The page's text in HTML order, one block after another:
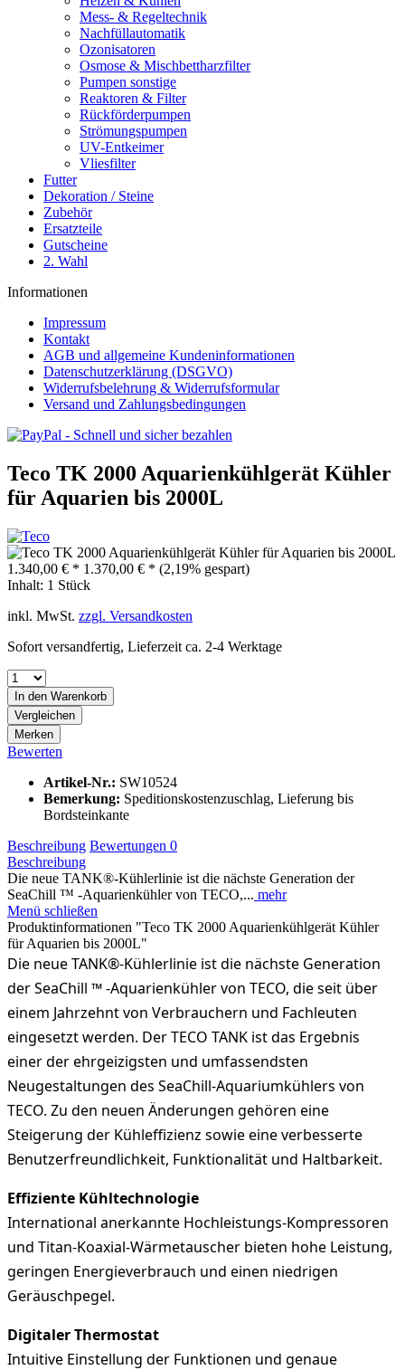
Mess- & Regeltechnik
Nachfüllautomatik
Ozonisatoren
Osmose & Mischbettharzfilter
Pumpen sonstige
Reaktoren & Filter
Rückförderpumpen
Strömungspumpen
UV-Entkeimer
Vliesfilter
Futter
Dekoration / Steine
Zubehör
Ersatzteile
Gutscheine
2. Wahl
Informationen
Impressum
Kontakt
AGB und allgemeine Kundeninformationen
Datenschutzerklärung (DSGVO)
Widerrufsbelehrung & Widerrufsformular
Versand und Zahlungsbedingungen
Teco TK 2000 Aquarienkühlgerät Kühler
für Aquarien bis 2000L
1.340,00 € * 1.370,00 € * (2,19% gespart)
Inhalt: 1 Stück
inkl. MwSt. zzgl. Versandkosten
Sofort versandfertig, Lieferzeit ca. 2-4 Werktage
In den Warenkorb
Vergleichen
Merken
Bewerten
Artikel-Nr.: SW10524
Bemerkung: Speditionskostenzuschlag, Lieferung bis
Bordsteinkante
Beschreibung Bewertungen 0
Beschreibung
Die neue TANK®-Kühlerlinie ist die nächste Generation der
SeaChill ™ -Aquarienkühler von TECO,... mehr
Menü schließen
Produktinformationen "Teco TK 2000 Aquarienkühlgerät Kühler
für Aquarien bis 2000L"
Die neue TANK®-Kühlerlinie ist die nächste Generation
der SeaChill ™ -Aquarienkühler von TECO, die seit über
einem Jahrzehnt von Verbrauchern und Fachleuten
eingesetzt werden. Der TECO TANK ist das Ergebnis
einer der ehrgeizigsten und umfassendsten
Neugestaltungen des SeaChill-Aquariumkühlers von
TECO. Zu den neuen Änderungen gehören eine
Steigerung der Kühleffizienz sowie eine verbesserte
Benutzerfreundlichkeit, Funktionalität und Haltbarkeit.
Effiziente Kühltechnologie
International anerkannte Hochleistungs-Kompressoren
und Titan-Koaxial-Wärmetauscher bieten hohe Leistung,
geringen Energieverbrauch und einen niedrigen
Geräuschpegel.
Digitaler Thermostat
Intuitive Einstellung der Funktionen und genaue